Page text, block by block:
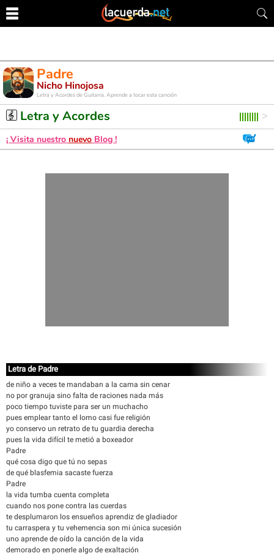
Padre
Nicho Hinojosa
Letra y Acordes de Guitarra. Aprende a tocar esta canción
Letra y Acordes
¡ Visita nuestro nuevo Blog !
Letra de Padre
de niño a veces te mandaban a la cama sin cenar
no por granuja sino falta de raciones nada más
poco tiempo tuviste para ser un muchacho
pues emplear tanto el lomo casi fue religión
yo conservo un retrato de tu guardia derecha
pues la vida difícil te metió a boxeador
Padre
qué cosa digo que tú no sepas
de qué blasfemia sacaste fuerza
Padre
la vida tumba cuenta completa
cuando nos pone contra las cuerdas
te desplumaron los ensueños aprendiz de gladiador
tu carraspera y tu vehemencia son mi única sucesión
uno aprende de oído la canción de la vida
demorado en ponerle algo de exaltación